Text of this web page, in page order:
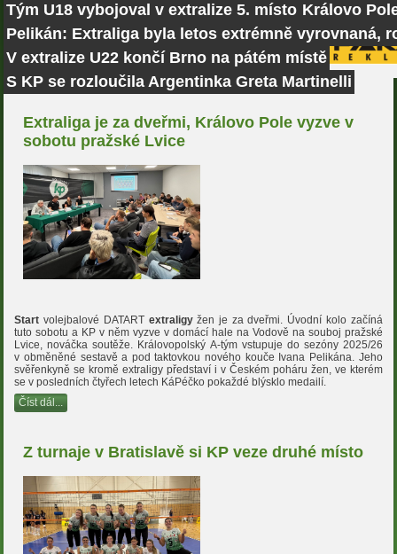
Tým U18 vybojoval v extralize 5. místo Královo
Pelikán: Extraliga byla letos extrémně vyrovnaná,
V extralize U22 končí Brno na pátém místě
S KP se rozloučila Argentinka Greta Martinelli
Extraliga je za dveřmi, Královo Pole vyzve v
sobotu pražské Lvice
Start volejbalové DATART extraligyžen je za dveřmi. Úvodní kolo začíná
tuto sobotu a KP v něm vyzve v domácí hale na Vodově na souboj pražské
Lvice, nováčka soutěže. Královopolský A-tým vstupuje do sezóny 2025/26
v obměněné sestavě a pod taktovkou nového kouče Ivana Pelikána. Jeho
svěřenkyně se kromě extraligy představí i v Českém poháru žen, ve kterém
se v posledních čtyřech letech KáPéčko pokaždé blýsklo medailí.
Číst dál...
Z turnaje v Bratislavě si KP veze druhé místo